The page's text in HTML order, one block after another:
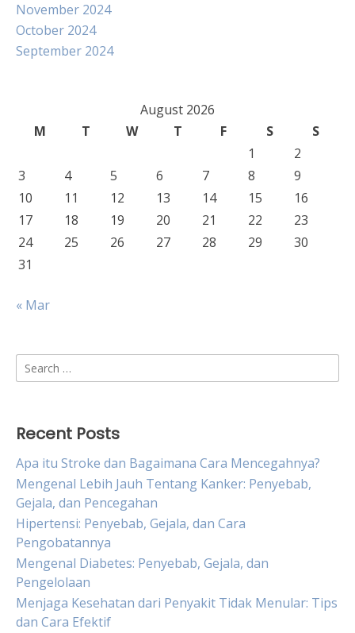
November 2024
October 2024
September 2024
August 2026
M
T W T F S
S
1
2
3
4 5 6 7 8
9
10
11 12 13 14 15
16
17
18 19 20 21 22
23
24
25 26 27 28 29
30
31
« Mar
Search
for:
Recent Posts
Apa itu Stroke dan Bagaimana Cara Mencegahnya?
Mengenal Lebih Jauh Tentang Kanker: Penyebab,
Gejala, dan Pencegahan
Hipertensi: Penyebab, Gejala, dan Cara
Pengobatannya
Mengenal Diabetes: Penyebab, Gejala, dan
Pengelolaan
Menjaga Kesehatan dari Penyakit Tidak Menular: Tips
dan Cara Efektif